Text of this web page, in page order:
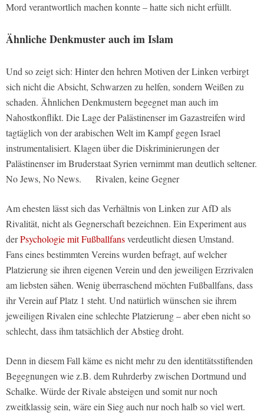
Mord verantwortlich machen konnte – hatte sich nicht erfüllt.
Ähnliche Denkmuster auch im Islam
Und so zeigt sich: Hinter den hehren Motiven der Linken verbirgt
sich nicht die Absicht, Schwarzen zu helfen, sondern Weißen zu
schaden. Ähnlichen Denkmustern begegnet man auch im
Nahostkonflikt. Die Lage der Palästinenser im Gazastreifen wird
tagtäglich von der arabischen Welt im Kampf gegen Israel
instrumentalisiert. Klagen über die Diskriminierungen der
Palästinenser im Bruderstaat Syrien vernimmt man deutlich seltener.
No Jews, No News. Rivalen, keine Gegner
Am ehesten lässt sich das Verhältnis von Linken zur AfD als
Rivalität, nicht als Gegnerschaft bezeichnen. Ein Experiment aus
derPsychologie mit Fußballfansverdeutlicht diesen Umstand.
Fans eines bestimmten Vereins wurden befragt, auf welcher
Platzierung sie ihren eigenen Verein und den jeweiligen Erzrivalen
am liebsten sähen. Wenig überraschend möchten Fußballfans, dass
ihr Verein auf Platz 1 steht. Und natürlich wünschen sie ihrem
jeweiligen Rivalen eine schlechte Platzierung – aber eben nicht so
schlecht, dass ihm tatsächlich der Abstieg droht.
Denn in diesem Fall käme es nicht mehr zu den identitätsstiftenden
Begegnungen wie z.B. dem Ruhrderby zwischen Dortmund und
Schalke. Würde der Rivale absteigen und somit nur noch
zweitklassig sein, wäre ein Sieg auch nur noch halb so viel wert.